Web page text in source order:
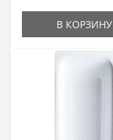
В КОРЗИНУ